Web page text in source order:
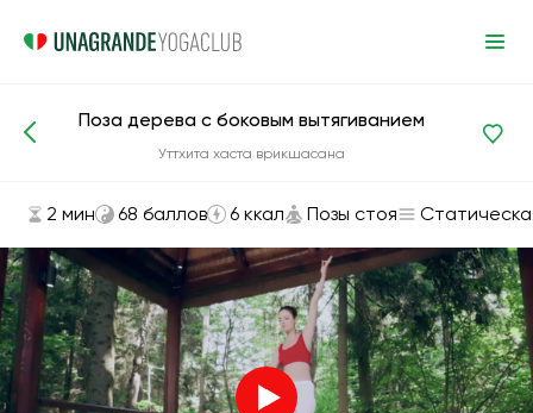
Асаны и упражнения
Поза дерева с боковым вытягиванием
Уттхита хаста врикшасана
2 мин 68 баллов 6 ккал Позы стоя